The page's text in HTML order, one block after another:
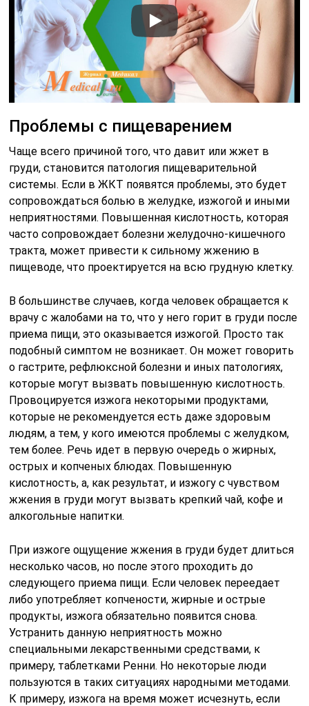
Проблемы с пищеварением
Чаще всего причиной того, что давит или жжет в
груди, становится патология пищеварительной
системы. Если в ЖКТ появятся проблемы, это будет
сопровождаться болью в желудке, изжогой и иными
неприятностями. Повышенная кислотность, которая
часто сопровождает болезни желудочно-кишечного
тракта, может привести к сильному жжению в
пищеводе, что проектируется на всю грудную клетку.
В большинстве случаев, когда человек обращается к
врачу с жалобами на то, что у него горит в груди после
приема пищи, это оказывается изжогой. Просто так
подобный симптом не возникает. Он может говорить
о гастрите, рефлюксной болезни и иных патологиях,
которые могут вызвать повышенную кислотность.
Провоцируется изжога некоторыми продуктами,
которые не рекомендуется есть даже здоровым
людям, а тем, у кого имеются проблемы с желудком,
тем более. Речь идет в первую очередь о жирных,
острых и копченых блюдах. Повышенную
кислотность, а, как результат, и изжогу с чувством
жжения в груди могут вызвать крепкий чай, кофе и
алкогольные напитки.
При изжоге ощущение жжения в груди будет длиться
несколько часов, но после этого проходить до
следующего приема пищи. Если человек переедает
либо употребляет копчености, жирные и острые
продукты, изжога обязательно появится снова.
Устранить данную неприятность можно
специальными лекарственными средствами, к
примеру, таблетками Ренни. Но некоторые люди
пользуются в таких ситуациях народными методами.
К примеру, изжога на время может исчезнуть, если